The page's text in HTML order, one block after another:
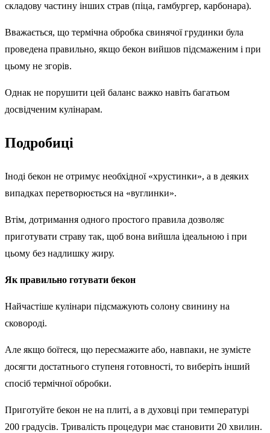
складову частину інших страв (піца, гамбургер, карбонара).
Вважається, що термічна обробка свинячої грудинки була
проведена правильно, якщо бекон вийшов підсмаженим і при
цьому не згорів.
Однак не порушити цей баланс важко навіть багатьом
досвідченим кулінарам.
Подробиці
Іноді бекон не отримує необхідної «хрустинки», а в деяких
випадках перетворюється на «вуглинки».
Втім, дотримання одного простого правила дозволяє
приготувати страву так, щоб вона вийшла ідеальною і при
цьому без надлишку жиру.
Як правильно готувати бекон
Найчастіше кулінари підсмажують солону свинину на
сковороді.
Але якщо боїтеся, що пересмажите або, навпаки, не зумієте
досягти достатнього ступеня готовності, то виберіть інший
спосіб термічної обробки.
Приготуйте бекон не на плиті, а в духовці при температурі
200 градусів. Тривалість процедури має становити 20 хвилин.